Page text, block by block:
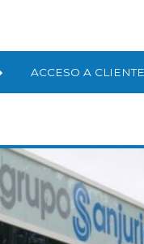
ACCESO A